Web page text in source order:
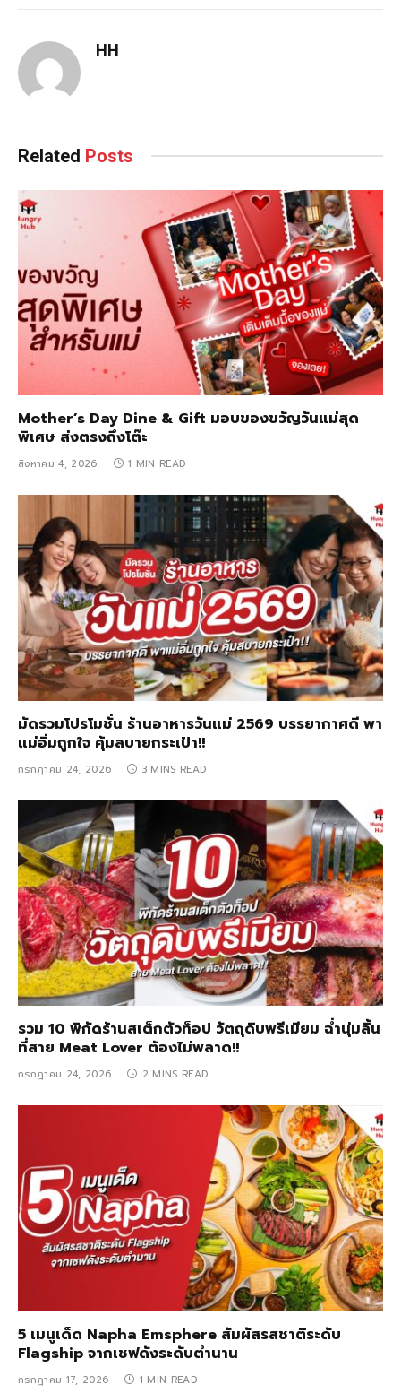
HH
Related Posts
Mother’s Day Dine & Gift มอบของขวัญวันแม่สุด
พิเศษ ส่งตรงถึงโต๊ะ
สิงหาคม 4, 2026 1 MIN READ
มัดรวมโปรโมชั่น ร้านอาหารวันแม่ 2569 บรรยากาศดี พา
แม่อิ่มถูกใจ คุ้มสบายกระเป๋า!!
กรกฎาคม 24, 2026 3 MINS READ
รวม 10 พิกัดร้านสเต็กตัวท็อป วัตถุดิบพรีเมียม ฉ่ำนุ่มลิ้น
ที่สาย Meat Lover ต้องไม่พลาด!!
กรกฎาคม 24, 2026 2 MINS READ
5 เมนูเด็ด Napha Emsphere สัมผัสรสชาติระดับ
Flagship จากเชฟดังระดับตำนาน
กรกฎาคม 17, 2026 1 MIN READ